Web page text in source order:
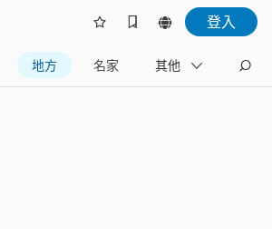
登入
地方 名家 其他